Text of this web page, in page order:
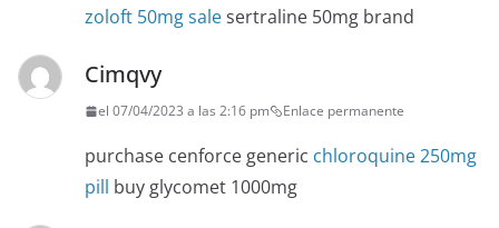
zoloft 50mg salesertraline 50mg brand
Cimqvy
el 07/04/2023 a las 2:16 pm Enlace permanente
purchase cenforce generic chloroquine 250mg
pill buy glycomet 1000mg